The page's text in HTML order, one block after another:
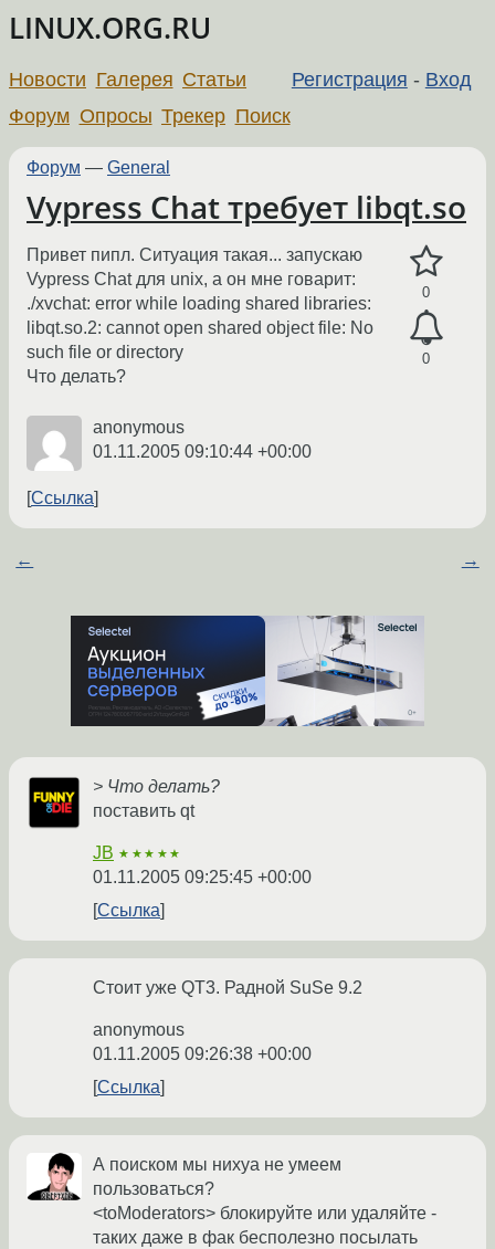
LINUX.ORG.RU
Регистрация - Вход
Новости Галерея Статьи
Форум Опросы Трекер Поиск
Форум — General
Vypress Chat требует libqt.so
0
0
Привет пипл. Ситуация такая... запускаю
Vypress Chat для unix, а он мне говарит:
./xvchat: error while loading shared libraries:
libqt.so.2: cannot open shared object file: No
such file or directory
Что делать?
anonymous
01.11.2005 09:10:44 +00:00
Ссылка
← →
> Что делать?
поставить qt
JB ★★★★★
01.11.2005 09:25:45 +00:00
Ссылка
Стоит уже QT3. Радной SuSe 9.2
anonymous
01.11.2005 09:26:38 +00:00
Ссылка
А поиском мы нихуа не умеем
пользоваться?
<toModerators> блокируйте или удаляйте -
таких даже в фак бесполезно посылать